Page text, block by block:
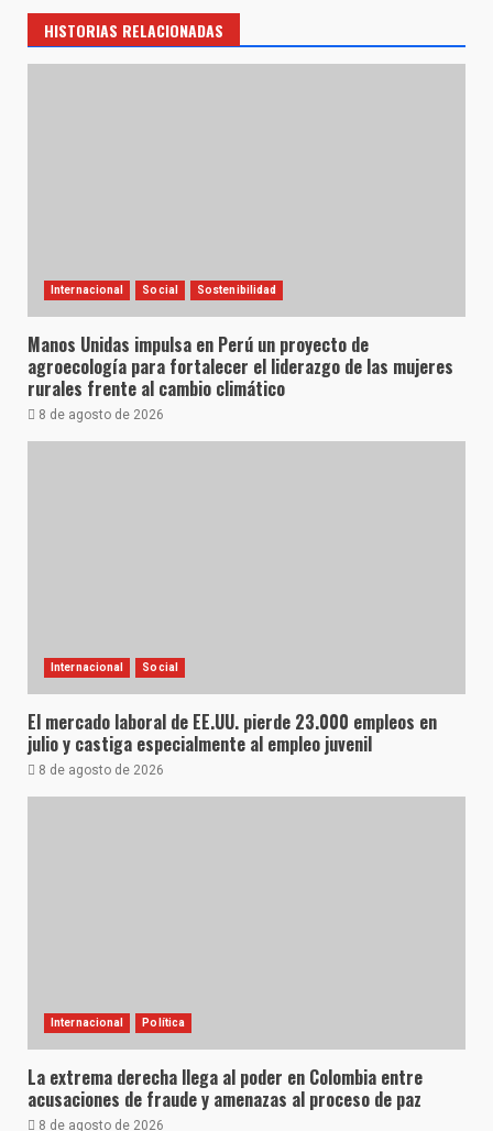
HISTORIAS RELACIONADAS
Internacional Social Sostenibilidad
Manos Unidas impulsa en Perú un proyecto de
agroecología para fortalecer el liderazgo de las mujeres
rurales frente al cambio climático
8 de agosto de 2026
Internacional Social
El mercado laboral de EE.UU. pierde 23.000 empleos en
julio y castiga especialmente al empleo juvenil
8 de agosto de 2026
Internacional Política
La extrema derecha llega al poder en Colombia entre
acusaciones de fraude y amenazas al proceso de paz
8 de agosto de 2026